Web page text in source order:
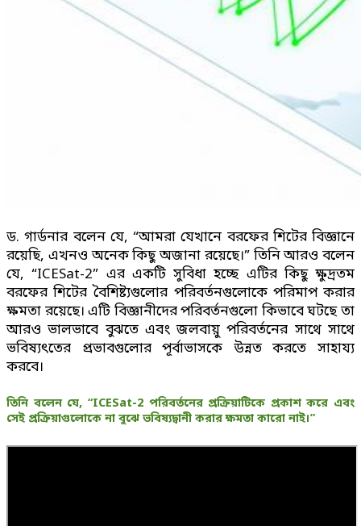
ড. গার্ডনার বলেন যে, “আমরা যেখানে বরফের শিটের বিজ্ঞানে
রয়েছি, এখনও অনেক কিছু অজানা রয়েছে।” তিনি আরও বলেন
যে, “ICESat-2” এর একটি সুবিধা হচ্ছে এটির কিছু ক্ষুদ্রতম
বরফের শিটের বৈশিষ্ট্যগুলোর পরিবর্তনগুলোকে পরিমাপ করার
ক্ষমতা রয়েছে। এটি বিজ্ঞানীদের পরিবর্তনগুলো কিভাবে ঘটছে তা
আরও ভালভাবে বুঝতে এবং জলবায়ু পরিবর্তনের সাথে সাথে
ভবিষ্যৎতের প্রভাবগুলোর পূর্বাভাসকে উন্নত করতে সাহায্য
করবে।
তিনি বলেন যে, “ICESat-2 পরিবর্তনের প্রক্রিয়াটিকে প্রকাশ করে এবং
সেই প্রক্রিয়াগুলোকে না বুঝে ভবিষ্যদ্বানী করার ক্ষমতা কারো নাই।”